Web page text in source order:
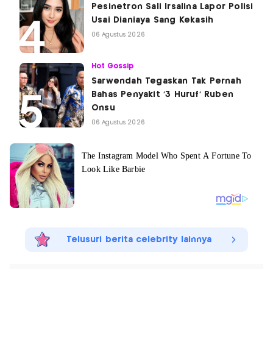
Pesinetron Sali Irsalina Lapor Polisi
Usai Dianiaya Sang Kekasih
06 Agustus 2026
Hot Gossip
Sarwendah Tegaskan Tak Pernah
Bahas Penyakit '3 Huruf' Ruben
Onsu
06 Agustus 2026
Telusuri berita celebrity lainnya